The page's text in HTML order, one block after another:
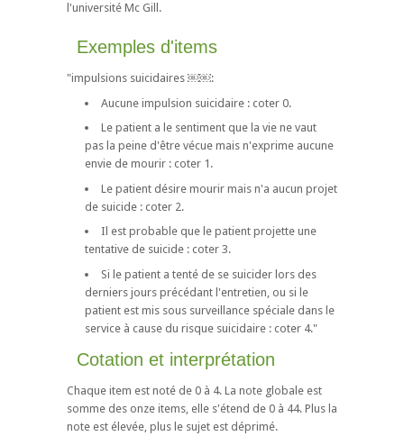
l'université Mc Gill.
Exemples d'items
"impulsions suicidaires ￼￼:
Aucune impulsion suicidaire : coter 0.
Le patient a le sentiment que la vie ne vaut
pas la peine d'être vécue mais n'exprime aucune
envie de mourir : coter 1.
Le patient désire mourir mais n'a aucun projet
de suicide : coter 2.
Il est probable que le patient projette une
tentative de suicide : coter 3.
Si le patient a tenté de se suicider lors des
derniers jours précédant l'entretien, ou si le
patient est mis sous surveillance spéciale dans le
service à cause du risque suicidaire : coter 4."
Cotation et interprétation
Chaque item est noté de 0 à 4. La note globale est
somme des onze items, elle s'étend de 0 à 44. Plus la
note est élevée, plus le sujet est déprimé.